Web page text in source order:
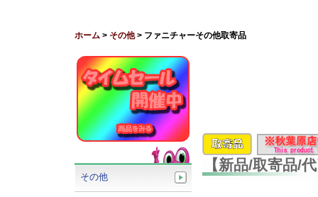
ホーム > その他> ファニチャーその他取寄品
【新品/取寄品/
その他